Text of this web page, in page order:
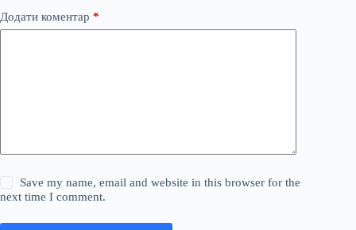
Додати коментар *
Save my name, email and website in this browser for the
next time I comment.